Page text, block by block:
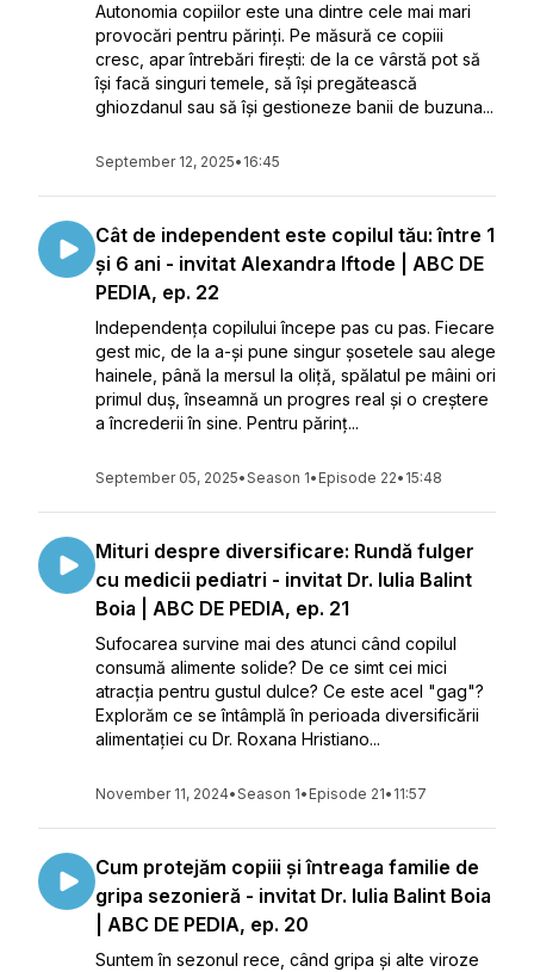
Autonomia copiilor este una dintre cele mai mari
provocări pentru părinți. Pe măsură ce copiii
cresc, apar întrebări firești: de la ce vârstă pot să
își facă singuri temele, să își pregătească
ghiozdanul sau să își gestioneze banii de buzuna...
September 12, 2025• 16:45
Cât de independent este copilul tău: între 1
și 6 ani - invitat Alexandra Iftode | ABC DE
PEDIA, ep. 22
Independența copilului începe pas cu pas. Fiecare
gest mic, de la a-și pune singur șosetele sau alege
hainele, până la mersul la oliță, spălatul pe mâini ori
primul duș, înseamnă un progres real și o creștere
a încrederii în sine. Pentru părinț...
September 05, 2025•Season 1• Episode 22• 15:48
Mituri despre diversificare: Rundă fulger
cu medicii pediatri - invitat Dr. Iulia Balint
Boia | ABC DE PEDIA, ep. 21
Sufocarea survine mai des atunci când copilul
consumă alimente solide? De ce simt cei mici
atracția pentru gustul dulce? Ce este acel "gag"?
Explorăm ce se întâmplă în perioada diversificării
alimentației cu Dr. Roxana Hristiano...
November 11, 2024•Season 1• Episode 21• 11:57
Cum protejăm copiii și întreaga familie de
gripa sezonieră - invitat Dr. Iulia Balint Boia
| ABC DE PEDIA, ep. 20
Suntem în sezonul rece, când gripa și alte viroze